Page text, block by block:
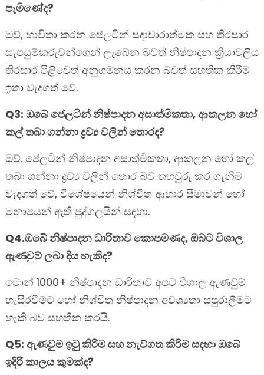
පැමිණේද?
ඔව්, භාවිතා කරන ජෙලටින් සදාචාරාත්මක සහ තිරසාර
සැපයුම්කරුවන්ගෙන් ලැබෙන බවත් නිෂ්පාදන ක්‍රියාවලිය
තිරසාර පිළිවෙත් අනුගමනය කරන බවත් සහතික කිරීම
ඉතා වැදගත් වේ.
Q3: ඔබේ ජෙලටින් නිෂ්පාදන අසාත්මිකතා, ආකලන හෝ
කල් තබා ගන්නා ද්‍රව්‍ය වලින් තොරද?
ඔව්. ජෙලටින් නිෂ්පාදන අසාත්මිකතා, ආකලන හෝ කල්
තබා ගන්නා ද්‍රව්‍ය වලින් තොර බව තහවුරු කර ගැනීම
වැදගත් වේ, විශේෂයෙන් නිශ්චිත ආහාර සීමාවන් හෝ
මනාපයන් ඇති පුද්ගලයින් සඳහා.
Q4.ඔබේ නිෂ්පාදන ධාරිතාව කොපමණද, ඔබට විශාල
ඇණවුම් ලබා දිය හැකිද?
ටොන් 1000+ නිෂ්පාදන ධාරිතාව අපට විශාල ඇණවුම්
හැසිරවීමට හෝ නිශ්චිත නිෂ්පාදන අවශ්‍යතා සපුරාලීමට
හැකි බව සහතික කරයි.
Q5: ඇණවුම ඉටු කිරීම සහ නැව්ගත කිරීම සඳහා ඔබේ
ඉදිරි කාලය කුමක්ද?